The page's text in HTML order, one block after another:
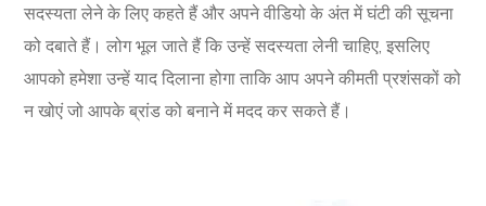
सदस्यता लेने के लिए कहते हैं और अपने वीडियो के अंत में घंटी की सूचना
को दबाते हैं। लोग भूल जाते हैं कि उन्हें सदस्यता लेनी चाहिए, इसलिए
आपको हमेशा उन्हें याद दिलाना होगा ताकि आप अपने कीमती प्रशंसकों को
न खोएं जो आपके ब्रांड को बनाने में मदद कर सकते हैं।